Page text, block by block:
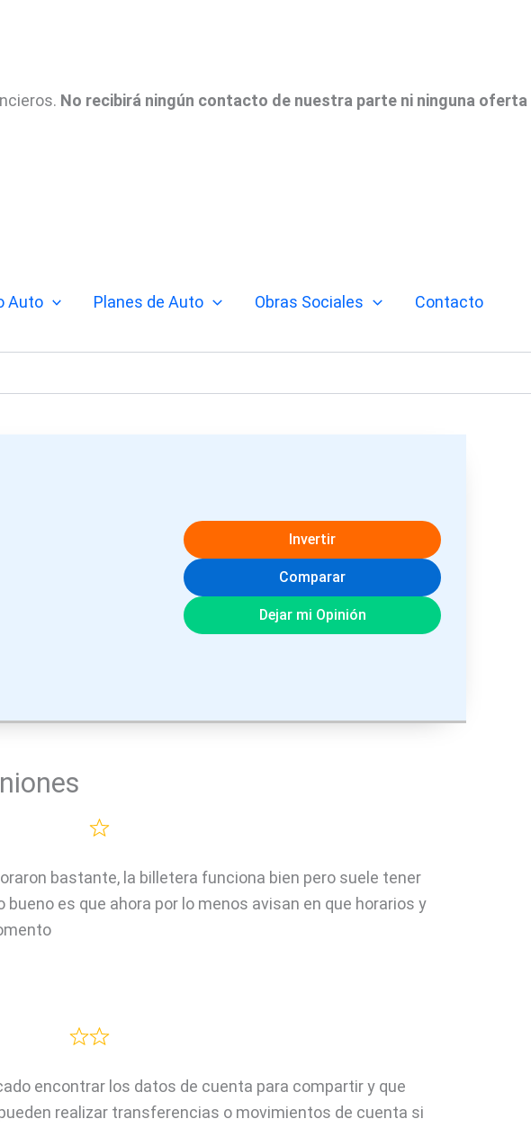
No recibirá ningún contacto de nuestra parte ni ninguna oferta
Auto Planes de Auto Obras Sociales Contacto
Invertir
Comparar
Dejar mi Opinión
bastante, la billetera funciona bien pero suele tener
es que ahora por lo menos avisan en que horarios y
encontrar los datos de cuenta para compartir y que
realizar transferencias o movimientos de cuenta si